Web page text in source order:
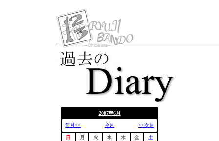
2007年6月
前月<< 今月 >>次月
日 月 火 水 木 金 土